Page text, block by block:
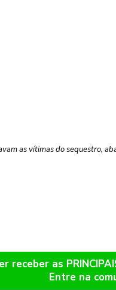
as vítimas do sequestro,
receber as
Entre na